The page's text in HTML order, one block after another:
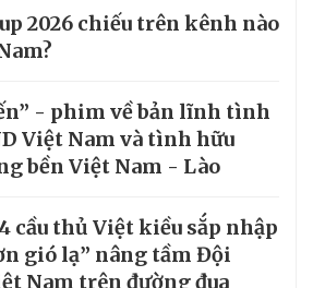
2026 chiếu trên kênh nào
- phim về bản lĩnh tình
Việt Nam và tình hữu
bền Việt Nam - Lào
cầu thủ Việt kiều sắp nhập
gió lạ” nâng tầm Đội
Nam trên đường đua